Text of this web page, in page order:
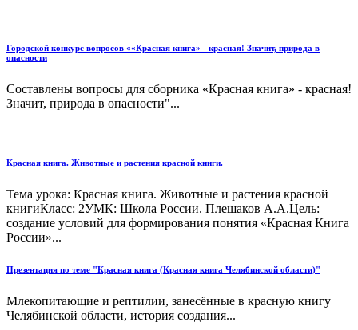
Городской конкурс вопросов ««Красная книга» - красная! Значит, природа в
опасности
Составлены вопросы для сборника «Красная книга» - красная!
Значит, природа в опасности"...
Красная книга. Животные и растения красной книги.
Тема урока: Красная книга. Животные и растения красной
книгиКласс: 2УМК: Школа России. Плешаков А.А.Цель:
создание условий для формирования понятия «Красная Книга
России»...
Презентация по теме "Красная книга (Красная книга Челябинской области)"
Млекопитающие и рептилии, занесённые в красную книгу
Челябинской области, история создания...